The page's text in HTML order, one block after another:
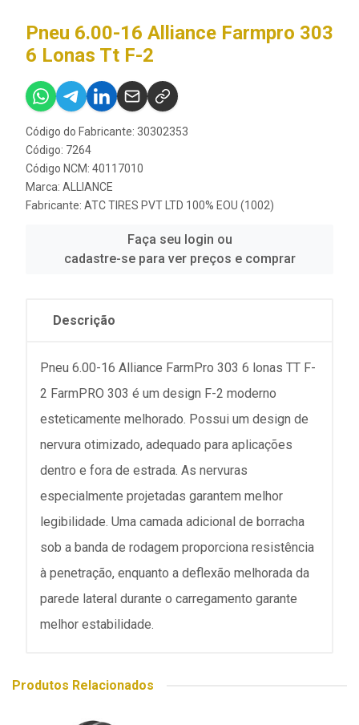
Pneu 6.00-16 Alliance Farmpro 303
6 Lonas Tt F-2
Código do Fabricante: 30302353
Código: 7264
Código NCM: 40117010
Marca: ALLIANCE
Fabricante: ATC TIRES PVT LTD 100% EOU (1002)
Faça seu login ou
cadastre-se para ver preços e comprar
Descrição
Pneu 6.00-16 Alliance FarmPro 303 6 lonas TT F-
2 FarmPRO 303 é um design F-2 moderno
esteticamente melhorado. Possui um design de
nervura otimizado, adequado para aplicações
dentro e fora de estrada. As nervuras
especialmente projetadas garantem melhor
legibilidade. Uma camada adicional de borracha
sob a banda de rodagem proporciona resistência
à penetração, enquanto a deflexão melhorada da
parede lateral durante o carregamento garante
melhor estabilidade.
Produtos Relacionados